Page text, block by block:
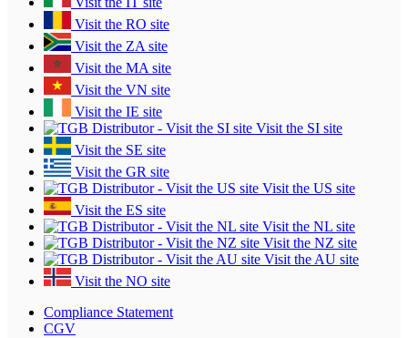
Visit the RO site
Visit the ZA site
Visit the MA site
Visit the VN site
Visit the IE site
Visit the SI site
Visit the SE site
Visit the GR site
Visit the US site
Visit the ES site
Visit the NL site
Visit the NZ site
Visit the AU site
Visit the NO site
Compliance Statement
CGV